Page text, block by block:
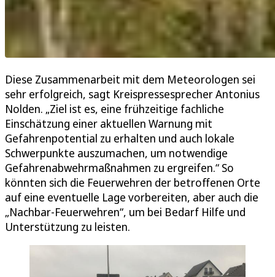
Diese Zusammenarbeit mit dem Meteorologen sei
sehr erfolgreich, sagt Kreispressesprecher Antonius
Nolden. „Ziel ist es, eine frühzeitige fachliche
Einschätzung einer aktuellen Warnung mit
Gefahrenpotential zu erhalten und auch lokale
Schwerpunkte auszumachen, um notwendige
Gefahrenabwehrmaßnahmen zu ergreifen.“ So
könnten sich die Feuerwehren der betroffenen Orte
auf eine eventuelle Lage vorbereiten, aber auch die
„Nachbar-Feuerwehren“, um bei Bedarf Hilfe und
Unterstützung zu leisten.